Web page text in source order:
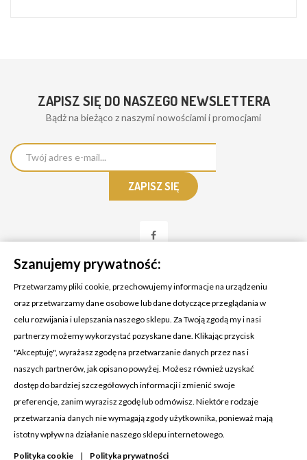
ZAPISZ SIĘ DO NASZEGO NEWSLETTERA
Bądż na bieżąco z naszymi nowościami i promocjami
KONTAKT Z NAMI
Adres:
Cosmetic4car
Budzisz 73A
39-200 Dębica
Dominik:
Klaudia: +48 730634730
Szanujemy prywatność:
Przetwarzamy pliki cookie, przechowujemy informacje na urządzeniu
oraz przetwarzamy dane osobowe lub dane dotyczące przeglądania w
celu rozwijania i ulepszania naszego sklepu. Za Twoją zgodą my i nasi
partnerzy możemy wykorzystać pozyskane dane. Klikając przycisk
"Akceptuję", wyrażasz zgodę na przetwarzanie danych przez nas i
naszych partnerów, jak opisano powyżej. Możesz również uzyskać
dostęp do bardziej szczegółowych informacji i zmienić swoje
preferencje, zanim wyrazisz zgodę lub odmówisz. Niektóre rodzaje
przetwarzania danych nie wymagają zgody użytkownika, ponieważ mają
istotny wpływ na działanie naszego sklepu internetowego.
Polityka cookie | Polityka prywatności